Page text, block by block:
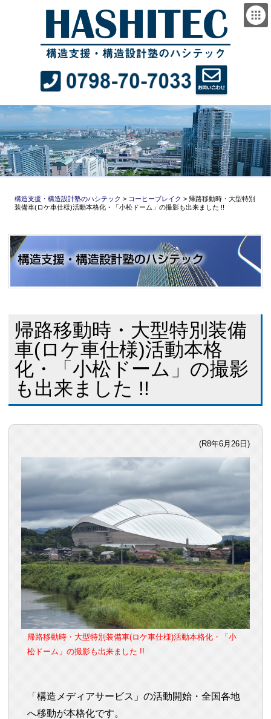
構造支援・構造設計塾のハシテック > コーヒーブレイク >帰路移動時・大型特別
装備車(ロケ車仕様)活動本格化・「小松ドーム」の撮影も出来ました !!
帰路移動時・大型特別装備
車(ロケ車仕様)活動本格
化・「小松ドーム」の撮影
も出来ました !!
(R8年6月26日)
帰路移動時・大型特別装備車(ロケ車仕様)活動本格化・「小
松ドーム」の撮影も出来ました !!
「構造メディアサービス」の活動開始・全国各地
へ移動が本格化です。